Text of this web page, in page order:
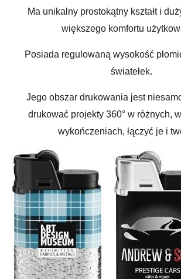
Ma unikalny prostokątny kształt i
większego komfortu
Posiada regulowaną wysokość
światełek.
Jego obszar drukowania jest
drukować projekty 360° w różnych,
wykończeniach, łączyć je i